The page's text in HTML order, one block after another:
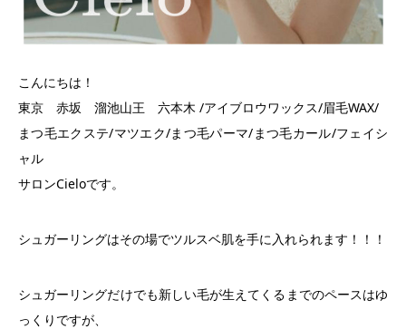
こんにちは！
東京 赤坂 溜池山王 六本木 /アイブロウワックス/眉毛WAX/
まつ毛エクステ/マツエク/まつ毛パーマ/まつ毛カール/フェイシ
ャル
サロンCieloです。
シュガーリングはその場でツルスベ肌を手に入れられます！！！
シュガーリングだけでも新しい毛が生えてくるまでのペースはゆ
っくりですが、